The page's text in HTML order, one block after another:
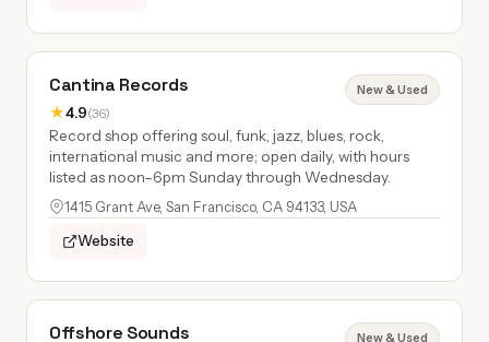
Cantina Records
★4.9(36)
New & Used
Record shop offering soul, funk, jazz, blues, rock,
international music and more; open daily, with hours
listed as noon–6pm Sunday through Wednesday.
1415 Grant Ave, San Francisco, CA 94133, USA
Website
Offshore Sounds New & Used